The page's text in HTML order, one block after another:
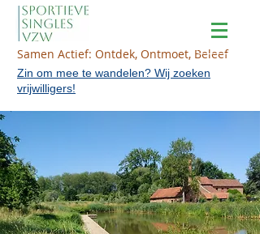
Samen Actief: Ontdek, Ontmoet, Beleef
Zin om mee te wandelen? Wij zoeken
vrijwilligers!